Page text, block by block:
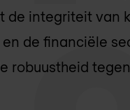
de integriteit van
de financiële
robuustheid